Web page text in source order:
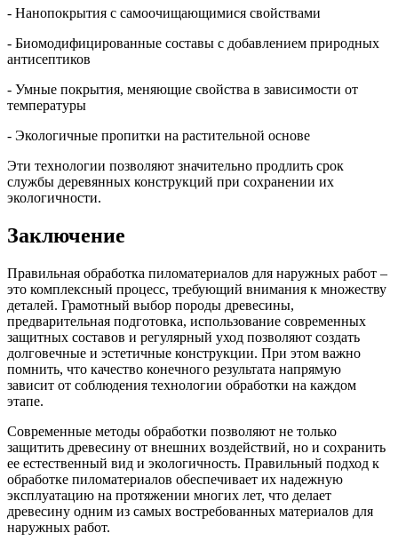
- Нанопокрытия с самоочищающимися свойствами
- Биомодифицированные составы с добавлением природных
антисептиков
- Умные покрытия, меняющие свойства в зависимости от
температуры
- Экологичные пропитки на растительной основе
Эти технологии позволяют значительно продлить срок
службы деревянных конструкций при сохранении их
экологичности.
Заключение
Правильная обработка пиломатериалов для наружных работ –
это комплексный процесс, требующий внимания к множеству
деталей. Грамотный выбор породы древесины,
предварительная подготовка, использование современных
защитных составов и регулярный уход позволяют создать
долговечные и эстетичные конструкции. При этом важно
помнить, что качество конечного результата напрямую
зависит от соблюдения технологии обработки на каждом
этапе.
Современные методы обработки позволяют не только
защитить древесину от внешних воздействий, но и сохранить
ее естественный вид и экологичность. Правильный подход к
обработке пиломатериалов обеспечивает их надежную
эксплуатацию на протяжении многих лет, что делает
древесину одним из самых востребованных материалов для
наружных работ.